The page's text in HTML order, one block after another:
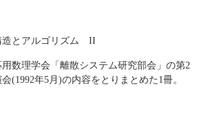
造とアルゴリズム II
用数理学会「離散システム研究部会」の第2
会(1992年5月)の内容をとりまとめた1冊。